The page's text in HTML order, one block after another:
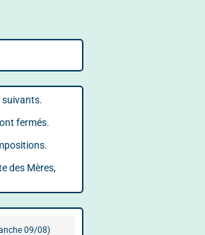
suivants.
fermés.
des Mères,
09/08)